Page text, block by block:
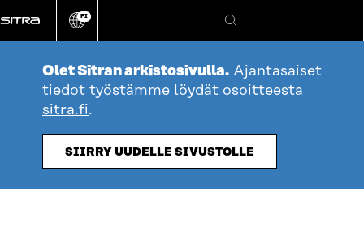
suoraan
sisältöön
Vaihda
kieli
FI
Hae
Olet Sitran arkistosivulla. Ajantasaiset
tiedot työstämme löydät osoitteesta
sitra.fi.
SIIRRY UUDELLE SIVUSTOLLE